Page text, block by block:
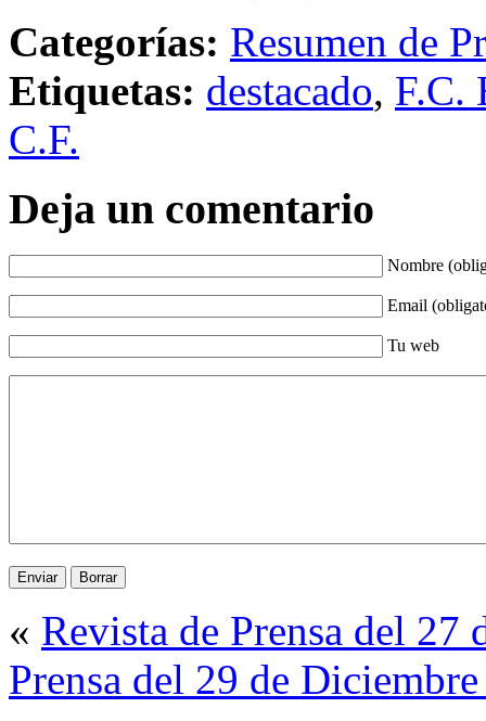
Categorías: Resumen de
Etiquetas: destacado, F.C.
C.F.
Deja un comentario
Nombre
Email
Tu web
« Revista de Prensa del 27
Prensa del 29 de